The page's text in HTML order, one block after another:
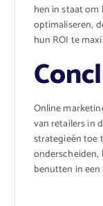
hen in staat
optimaliseren,
hun ROI te
Online
van retailers in
strategieën toe
benutten in